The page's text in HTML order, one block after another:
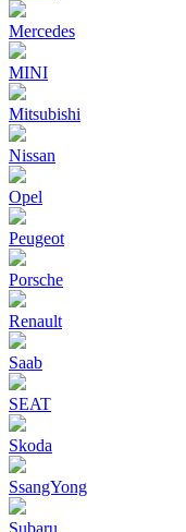
Mercedes
MINI
Mitsubishi
Nissan
Opel
Peugeot
Porsche
Renault
Saab
SEAT
Skoda
SsangYong
Subaru